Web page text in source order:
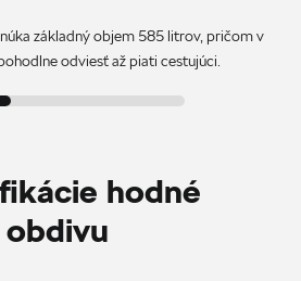
základný objem 585 litrov, pričom v
odviesť až piati cestujúci.
hodné
obdivu